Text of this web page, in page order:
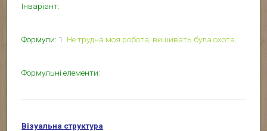
Інваріант:
Формули: 1. Не трудна моя робота, вишивать була охота
Формульні елементи:
Візуальна структура